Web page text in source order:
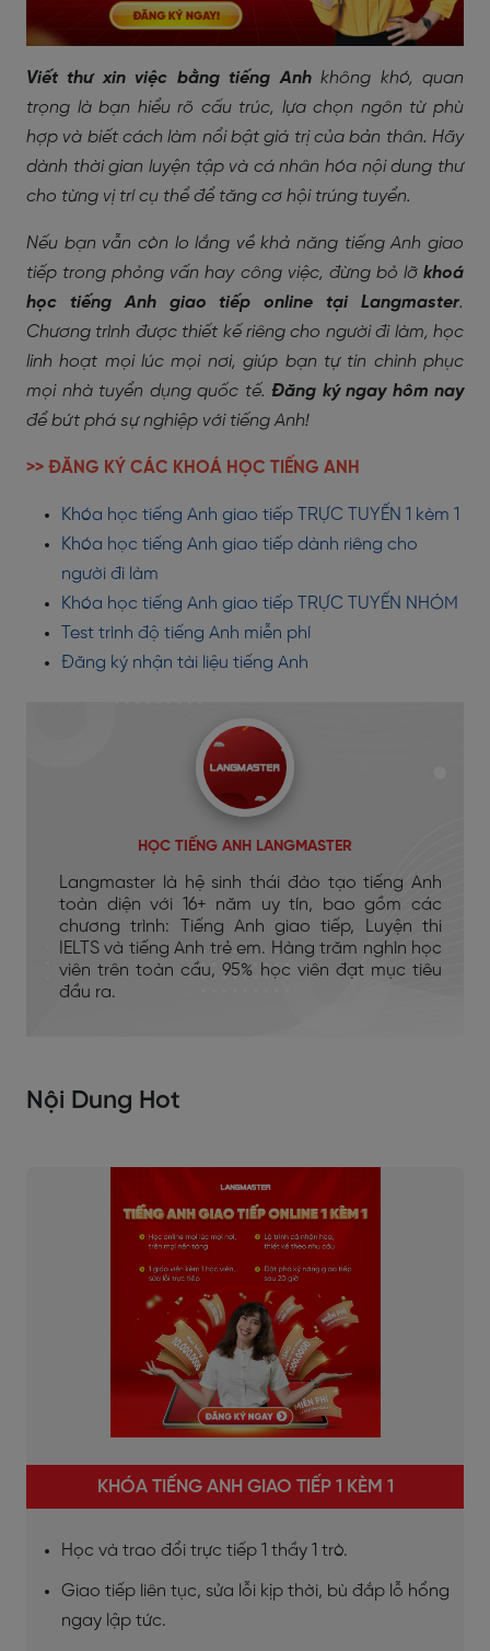
Viết thư xin việc bằng tiếng Anhkhông khó, quan
trọng là bạn hiểu rõ cấu trúc, lựa chọn ngôn từ phù
hợp và biết cách làm nổi bật giá trị của bản thân. Hãy
dành thời gian luyện tập và cá nhân hóa nội dung thư
cho từng vị trí cụ thể để tăng cơ hội trúng tuyển.
Nếu bạn vẫn còn lo lắng về khả năng tiếng Anh giao
tiếp trong phỏng vấn hay công việc, đừng bỏ lỡ khoá
học tiếng Anh giao tiếp online tại Langmaster.
Chương trình được thiết kế riêng cho người đi làm, học
linh hoạt mọi lúc mọi nơi, giúp bạn tự tin chinh phục
mọi nhà tuyển dụng quốc tế. Đăng ký ngay hôm nay
để bứt phá sự nghiệp với tiếng Anh!
>> ĐĂNG KÝ CÁC KHOÁ HỌC TIẾNG ANH
Khóa học tiếng Anh giao tiếp TRỰC TUYẾN 1 kèm 1
Khóa học tiếng Anh giao tiếp dành riêng cho
người đi làm
Khóa học tiếng Anh giao tiếp TRỰC TUYẾN NHÓM
Test trình độ tiếng Anh miễn phí
Đăng ký nhận tài liệu tiếng Anh
HỌC TIẾNG ANH LANGMASTER
Langmaster là hệ sinh thái đào tạo tiếng Anh
toàn diện với 16+ năm uy tín, bao gồm các
chương trình: Tiếng Anh giao tiếp, Luyện thi
IELTS và tiếng Anh trẻ em. Hàng trăm nghìn học
viên trên toàn cầu, 95% học viên đạt mục tiêu
đầu ra.
Nội Dung Hot
KHÓA TIẾNG ANH GIAO TIẾP 1 KÈM 1
Học và trao đổi trực tiếp 1 thầy 1 trò.
Giao tiếp liên tục, sửa lỗi kịp thời, bù đắp lỗ hổng
ngay lập tức.